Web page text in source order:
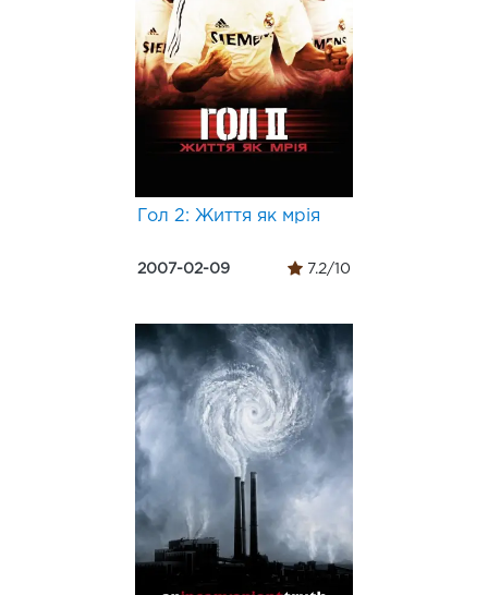
Гол 2: Життя як мрія
2007-02-09 7.2/10